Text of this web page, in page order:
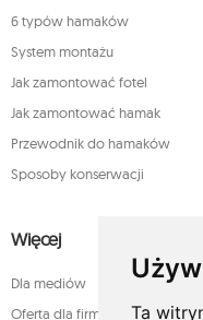
Ta
6 typów hamaków
System montażu
Jak zamontować fotel
Jak zamontować hamak
Przewodnik do hamaków
Sposoby konserwacji
Więcej
Dla mediów
Oferta dla firm